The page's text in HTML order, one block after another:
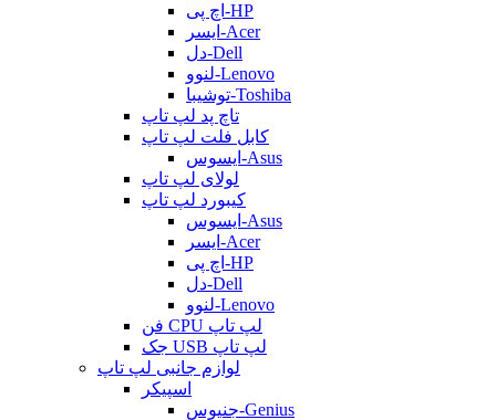
اچ پی-HP
ایسر-Acer
دل-Dell
لنوو-Lenovo
توشیبا-Toshiba
تاچ پد لپ تاپ
کابل فلت لپ تاپ
ایسوس-Asus
لولای لپ تاپ
کیبورد لپ تاپ
ایسوس-Asus
ایسر-Acer
اچ پی-HP
دل-Dell
لنوو-Lenovo
فن CPU لپ تاپ
جک USB لپ تاپ
لوازم جانبی لپ تاپ
اسپیکر
جنیوس-Genius